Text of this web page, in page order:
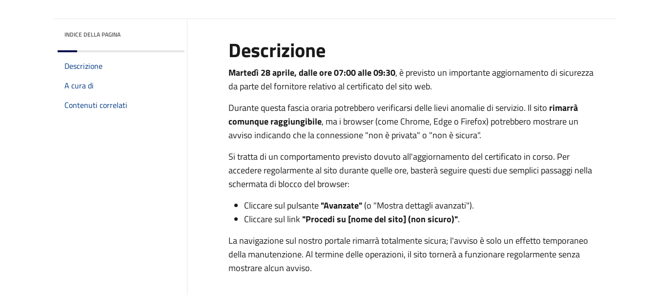
INDICE DELLA PAGINA
Descrizione
A cura di
Contenuti correlati
Descrizione
Martedì 28 aprile, dalle ore 07:00 alle 09:30, è previsto un importante aggiornamento di sicurezza
da parte del fornitore relativo al certificato del sito web.
Durante questa fascia oraria potrebbero verificarsi delle lievi anomalie di servizio. Il sito rimarrà
comunque raggiungibile, ma i browser (come Chrome, Edge o Firefox) potrebbero mostrare un
avviso indicando che la connessione "non è privata" o "non è sicura".
Si tratta di un comportamento previsto dovuto all'aggiornamento del certificato in corso. Per
accedere regolarmente al sito durante quelle ore, basterà seguire questi due semplici passaggi nella
schermata di blocco del browser:
Cliccare sul pulsante"Avanzate"(o "Mostra dettagli avanzati").
Cliccare sul link "Procedi su [nome del sito] (non sicuro)".
La navigazione sul nostro portale rimarrà totalmente sicura; l'avviso è solo un effetto temporaneo
della manutenzione. Al termine delle operazioni, il sito tornerà a funzionare regolarmente senza
mostrare alcun avviso.